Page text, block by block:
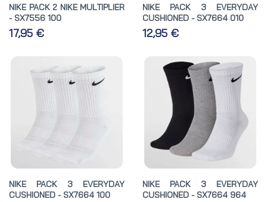
NIKE PACK 2 NIKE MULTIPLIER
- SX7556 100
17,95 €
NIKE PACK 3 EVERYDAY
CUSHIONED - SX7664 010
12,95 €
NIKE PACK 3 EVERYDAY
CUSHIONED - SX7664 100
NIKE PACK 3 EVERYDAY
CUSHIONED - SX7664 964